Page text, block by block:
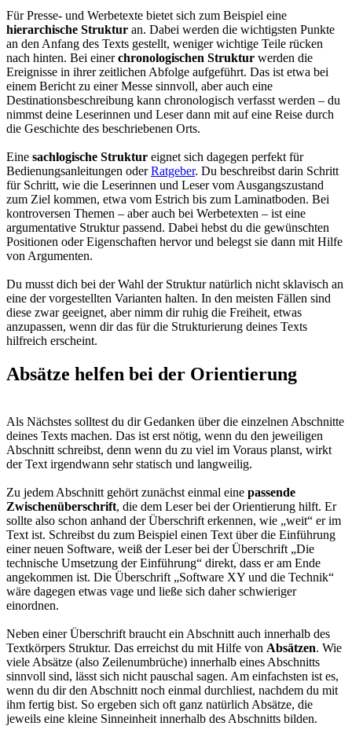
Für Presse- und Werbetexte bietet sich zum Beispiel eine
hierarchische Struktur an. Dabei werden die wichtigsten Punkte
an den Anfang des Texts gestellt, weniger wichtige Teile rücken
nach hinten. Bei einerchronologischen Struktur werden die
Ereignisse in ihrer zeitlichen Abfolge aufgeführt. Das ist etwa bei
einem Bericht zu einer Messe sinnvoll, aber auch eine
Destinationsbeschreibung kann chronologisch verfasst werden – du
nimmst deine Leserinnen und Leser dann mit auf eine Reise durch
die Geschichte des beschriebenen Orts.
Eine sachlogische Struktur eignet sich dagegen perfekt für
Bedienungsanleitungen oderRatgeber. Du beschreibst darin Schritt
für Schritt, wie die Leserinnen und Leser vom Ausgangszustand
zum Ziel kommen, etwa vom Estrich bis zum Laminatboden. Bei
kontroversen Themen – aber auch bei Werbetexten – ist eine
argumentative Struktur passend. Dabei hebst du die gewünschten
Positionen oder Eigenschaften hervor und belegst sie dann mit Hilfe
von Argumenten.
Du musst dich bei der Wahl der Struktur natürlich nicht sklavisch an
eine der vorgestellten Varianten halten. In den meisten Fällen sind
diese zwar geeignet, aber nimm dir ruhig die Freiheit, etwas
anzupassen, wenn dir das für die Strukturierung deines Texts
hilfreich erscheint.
Absätze helfen bei der Orientierung
Als Nächstes solltest du dir Gedanken über die einzelnen Abschnitte
deines Texts machen. Das ist erst nötig, wenn du den jeweiligen
Abschnitt schreibst, denn wenn du zu viel im Voraus planst, wirkt
der Text irgendwann sehr statisch und langweilig.
Zu jedem Abschnitt gehört zunächst einmal eine passende
Zwischenüberschrift, die dem Leser bei der Orientierung hilft. Er
sollte also schon anhand der Überschrift erkennen, wie „weit“ er im
Text ist. Schreibst du zum Beispiel einen Text über die Einführung
einer neuen Software, weiß der Leser bei der Überschrift „Die
technische Umsetzung der Einführung“ direkt, dass er am Ende
angekommen ist. Die Überschrift „Software XY und die Technik“
wäre dagegen etwas vage und ließe sich daher schwieriger
einordnen.
Neben einer Überschrift braucht ein Abschnitt auch innerhalb des
Textkörpers Struktur. Das erreichst du mit Hilfe von Absätzen. Wie
viele Absätze (also Zeilenumbrüche) innerhalb eines Abschnitts
sinnvoll sind, lässt sich nicht pauschal sagen. Am einfachsten ist es,
wenn du dir den Abschnitt noch einmal durchliest, nachdem du mit
ihm fertig bist. So ergeben sich oft ganz natürlich Absätze, die
jeweils eine kleine Sinneinheit innerhalb des Abschnitts bilden.